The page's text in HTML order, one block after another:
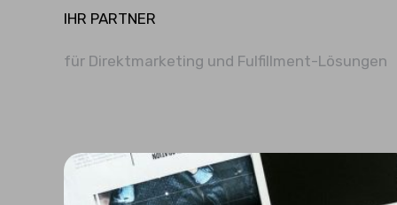
IHR PARTNER
für Direktmarketing und Fulfillment-Lösungen